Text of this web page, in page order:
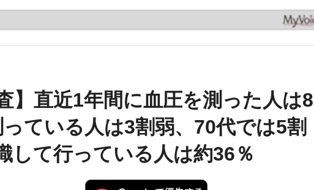
】直近1年間に血圧を測った人は8
ている人は3割弱、70代では5割
して行っている人は約36％